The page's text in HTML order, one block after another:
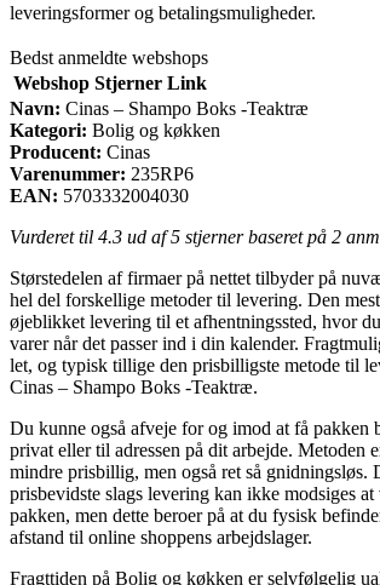
leveringsformer og betalingsmuligheder.
Bedst anmeldte webshops
Webshop Stjerner Link
Navn: Cinas – Shampo Boks -Teaktræ
Kategori: Bolig og køkken
Producent: Cinas
Varenummer: 235RP6
EAN: 5703332004030
Vurderet til 4.3 ud af 5 stjerner baseret på 2
Størstedelen af firmaer på nettet tilbyder på
hel del forskellige metoder til levering. Den
øjeblikket levering til et afhentningssted, hvor
varer når det passer ind i din kalender.
let, og typisk tillige den prisbilligste metode til
Cinas – Shampo Boks -Teaktræ.
Du kunne også afveje for og imod at få pakken
privat eller til adressen på dit arbejde. Metoden
mindre prisbillig, men også ret så gnidningsløs.
prisbevidste slags levering kan ikke modsiges
pakken, men dette beroer på at du fysisk
afstand til online shoppens arbejdslager.
Fragttiden på Bolig og køkken er selvfølgelig